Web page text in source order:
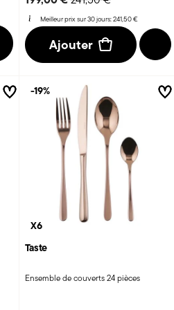
Meilleur prix sur 30 jours:241,50 €
Ajouter
X6
Taste
Ensemble de couverts 24 pièces
-19%